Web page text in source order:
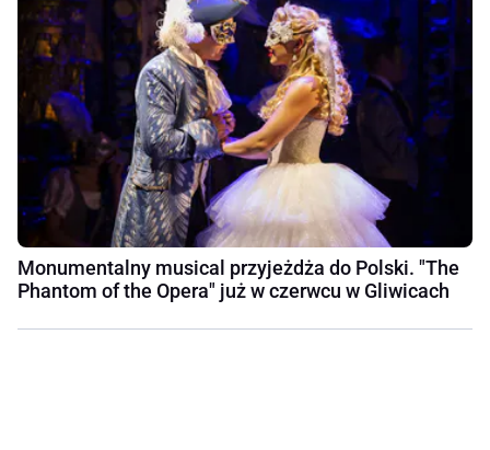
Monumentalny musical przyjeżdża do Polski. "The
Phantom of the Opera" już w czerwcu w Gliwicach